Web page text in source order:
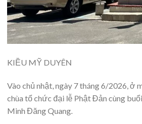
KIỀU MỸ DUYÊN
Vào chủ nhật, ngày 7 tháng 6/2026, ở
chùa tổ chức đại lễ Phật Đản cùng
Minh Đăng Quang.